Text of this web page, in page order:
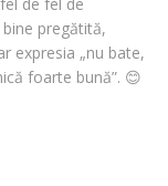
pregătită,
expresia „nu bate,
foarte bună”. 😊